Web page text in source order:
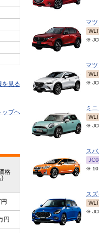
を見る
ップヘ
格
)
円
マ
※
マ
※
ミ
※
ス
※ 10
ス
※